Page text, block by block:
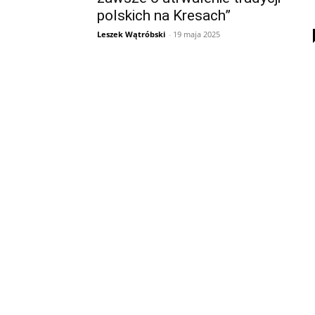
polskich na Kresach”
Leszek Wątróbski - 19 maja 2025